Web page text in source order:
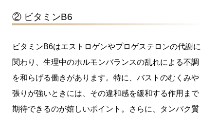
② ビタミンB6
ビタミンB6はエストロゲンやプロゲステロンの代謝に
関わり、生理中のホルモンバランスの乱れによる不調
を和らげる働きがあります。特に、バストのむくみや
張りが強いときには、その違和感を緩和する作用まで
期待できるのが嬉しいポイント。さらに、タンパク質